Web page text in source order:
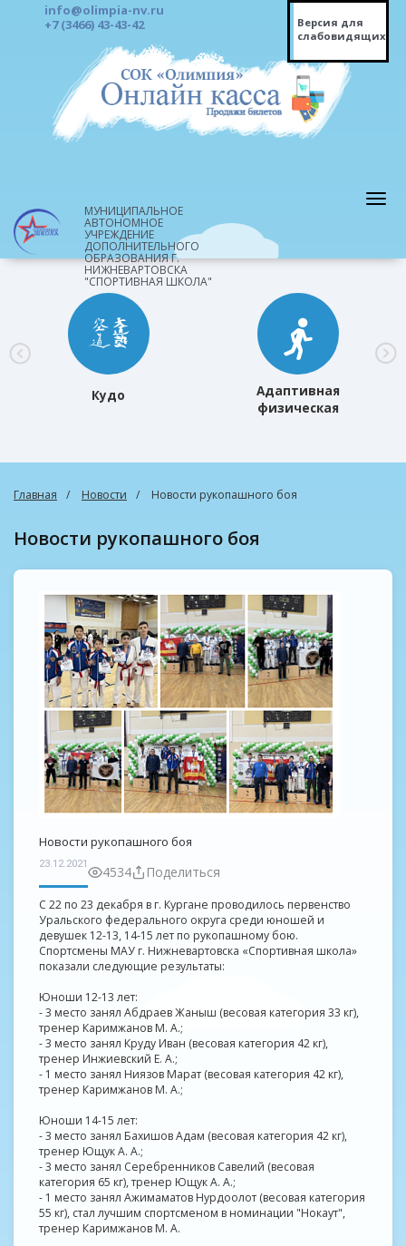
info@olimpia-nv.ru
+7 (3466) 43-43-42
Версия для
слабовидящих
МУНИЦИПАЛЬНОЕ
АВТОНОМНОЕ
УЧРЕЖДЕНИЕ
ДОПОЛНИТЕЛЬНОГО
ОБРАЗОВАНИЯ Г.
НИЖНЕВАРТОВСКА
"СПОРТИВНАЯ ШКОЛА"
Кудо
Адаптивная
физическая
Главная Новости Новости рукопашного боя
Новости рукопашного боя
Новости рукопашного боя
23.12.2021 4534 Поделиться
С 22 по 23 декабря в г. Кургане проводилось первенство
Уральского федерального округа среди юношей и
девушек 12-13, 14-15 лет по рукопашному бою.
Спортсмены МАУ г. Нижневартовска «Спортивная школа»
показали следующие результаты:
Юноши 12-13 лет:
- 3 место занял Абдраев Жаныш (весовая категория 33 кг),
тренер Каримжанов М. А.;
- 3 место занял Круду Иван (весовая категория 42 кг),
тренер Инжиевский Е. А.;
- 1 место занял Ниязов Марат (весовая категория 42 кг),
тренер Каримжанов М. А.;
Юноши 14-15 лет:
- 3 место занял Бахишов Адам (весовая категория 42 кг),
тренер Ющук А. А.;
- 3 место занял Серебренников Савелий (весовая
категория 65 кг), тренер Ющук А. А.;
- 1 место занял Ажимаматов Нурдоолот (весовая категория
55 кг), стал лучшим спортсменом в номинации "Нокаут",
тренер Каримжанов М. А.